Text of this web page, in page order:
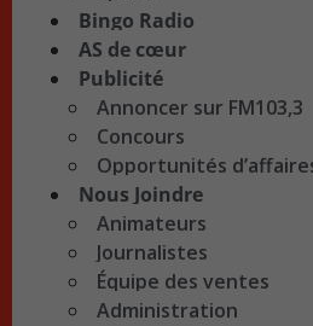
Bingo Radio
AS de cœur
Publicité
Annoncer sur FM103,3
Concours
Opportunités
Nous Joindre
Animateurs
Journalistes
Équipe des ventes
Administration